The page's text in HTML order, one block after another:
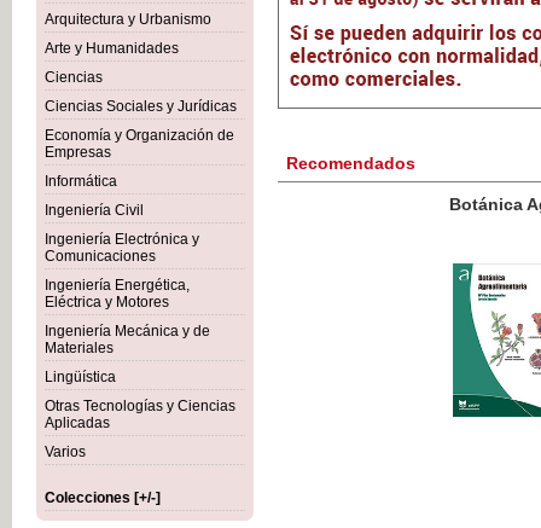
Arquitectura y Urbanismo
Arte y Humanidades
Ciencias
Ciencias Sociales y Jurídicas
Economía y Organización de
Empresas
Informática
Ingeniería Civil
Ingeniería Electrónica y
Comunicaciones
Ingeniería Energética,
Eléctrica y Motores
Ingeniería Mecánica y de
Materiales
Lingüística
Otras Tecnologías y Ciencias
Aplicadas
Varios
Colecciones [+/-]
Recomendados
Botánica Agroalimentaria
IVA